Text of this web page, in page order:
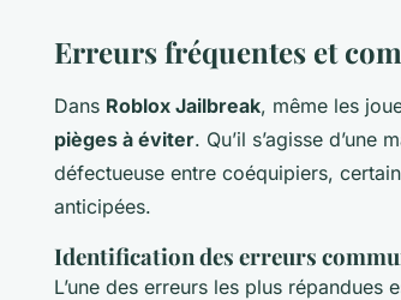
Erreurs fréquentes et
Dans Roblox Jailbreak, même les
pièges à éviter. Qu’il s’agisse
défectueuse entre coéquipiers,
anticipées.
Identification des erreurs
L’une des erreurs les plus répandues